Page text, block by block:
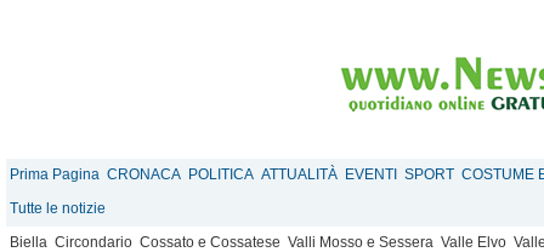
Prima Pagina CRONACA POLITICA ATTUALITÀ EVENTI SPORT COSTUME
Tutte le notizie
Biella Circondario Cossato e Cossatese Valli Mosso e Sessera Valle Elvo